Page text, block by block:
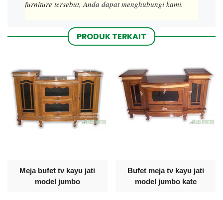
furniture tersebut, Anda dapat menghubungi kami.
PRODUK TERKAIT
Meja bufet tv kayu jati
model jumbo
Bufet meja tv kayu jati
model jumbo kate